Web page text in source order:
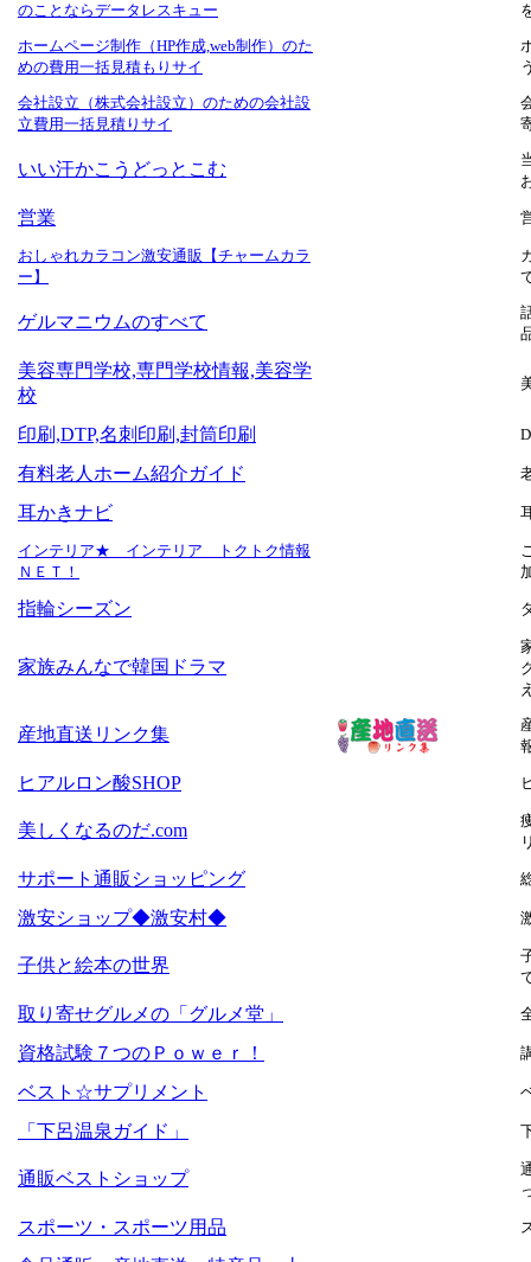
のことならデータレスキュー
ホームページ制作（HP作成,web制作）のた
めの費用一括見積もりサイ
会社設立（株式会社設立）のための会社設
立費用一括見積りサイ
いい汗かこうどっとこむ
営業
おしゃれカラコン激安通販【チャームカラ
ー】
ゲルマニウムのすべて
美容専門学校,専門学校情報,美容学
校
印刷,DTP,名刺印刷,封筒印刷
有料老人ホーム紹介ガイド
耳かきナビ
インテリア★ インテリア トクトク情報
ＮＥＴ！
指輪シーズン
家族みんなで韓国ドラマ
産地直送リンク集
ヒアルロン酸SHOP
美しくなるのだ.com
サポート通販ショッピング
激安ショップ◆激安村◆
子供と絵本の世界
取り寄せグルメの「グルメ堂」
資格試験７つのＰｏｗｅｒ！
ベスト☆サプリメント
「下呂温泉ガイド」
通販ベストショップ
スポーツ・スポーツ用品